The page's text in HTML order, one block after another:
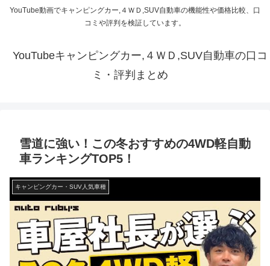
YouTube動画でキャンピングカー,４ＷＤ,SUV自動車の機能性や価格比較、口
コミや評判を検証しています。
YouTubeキャンピングカー,４ＷＤ,SUV自動車の口コ
ミ・評判まとめ
雪道に強い！この冬おすすめの4WD軽自動
車ランキングTOP5！
キャンピングカー・SUV人気車種